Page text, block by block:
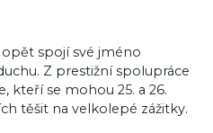
spojí své jméno
Z prestižní spolupráce
kteří se mohou 25. a 26.
těšit na velkolepé zážitky.